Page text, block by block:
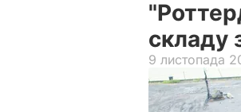
складу
9 листопада